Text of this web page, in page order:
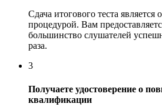
Сдача итогового теста является
процедурой. Вам
большинство слушателей
раза.
3
Получаете удостоверение о
квалификации